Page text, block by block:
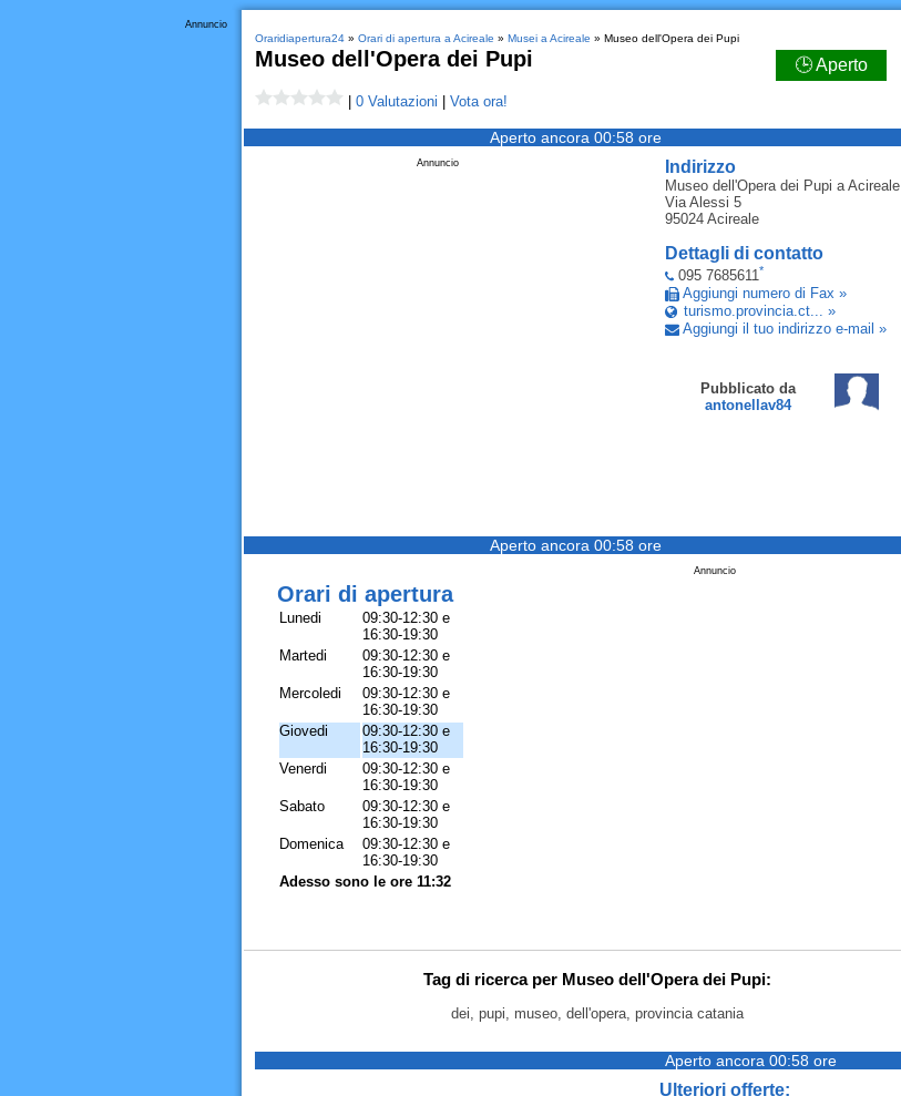
Annuncio
Oraridiapertura24» Orari di apertura a Acireale » Musei a Acireale » Museo dell'Opera dei Pupi
Museo dell'Opera dei Pupi 🕒 Aperto
0 Valutazioni Vota ora!
Aperto ancora 00:58 ore
Indirizzo
Museo dell'Opera dei Pupi a Acireale
Via Alessi 5
95024 Acireale
Dettagli di contatto
095 7685611*
Aggiungi numero di Fax »
turismo.provincia.ct... »
Aggiungi il tuo indirizzo e-mail »
Pubblicato da
antonellav84
Annuncio
Aperto ancora 00:58 ore
Annuncio
Orari di apertura
Lunedi
09:30-12:30 e
16:30-19:30
Martedi
09:30-12:30 e
16:30-19:30
Mercoledi
09:30-12:30 e
16:30-19:30
Giovedi
09:30-12:30 e
16:30-19:30
Venerdi
09:30-12:30 e
16:30-19:30
Sabato
09:30-12:30 e
16:30-19:30
Domenica
09:30-12:30 e
16:30-19:30
Adesso sono le ore 11:32
Tag di ricerca per Museo dell'Opera dei Pupi:
dei, pupi, museo, dell'opera, provincia catania
Aperto ancora 00:58 ore
Ulteriori offerte: